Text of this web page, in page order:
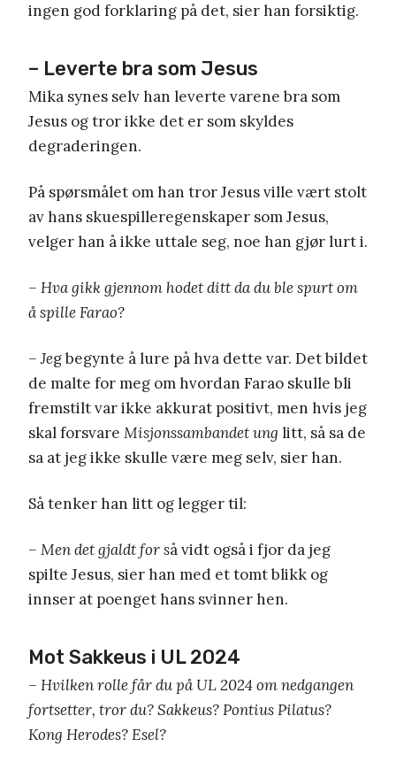
ingen god forklaring på det, sier han forsiktig.
– Leverte bra som Jesus
Mika synes selv han leverte varene bra som
Jesus og tror ikke det er som skyldes
degraderingen.
På spørsmålet om han tror Jesus ville vært stolt
av hans skuespilleregenskaper som Jesus,
velger han å ikke uttale seg, noe han gjør lurt i.
– Hva gikk gjennom hodet ditt da du ble spurt om
å spille Farao?
– Jeg begynte å lure på hva dette var. Det bildet
de malte for meg om hvordan Farao skulle bli
fremstilt var ikke akkurat positivt, men hvis jeg
skal forsvare Misjonssambandet ung litt, så sa de
sa at jeg ikke skulle være meg selv, sier han.
Så tenker han litt og legger til:
– Men det gjaldt for så vidt også i fjor da jeg
spilte Jesus, sier han med et tomt blikk og
innser at poenget hans svinner hen.
Mot Sakkeus i UL 2024
– Hvilken rolle får du på UL 2024 om nedgangen
fortsetter, tror du? Sakkeus? Pontius Pilatus?
Kong Herodes? Esel?